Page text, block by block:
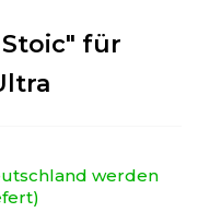
für
werden